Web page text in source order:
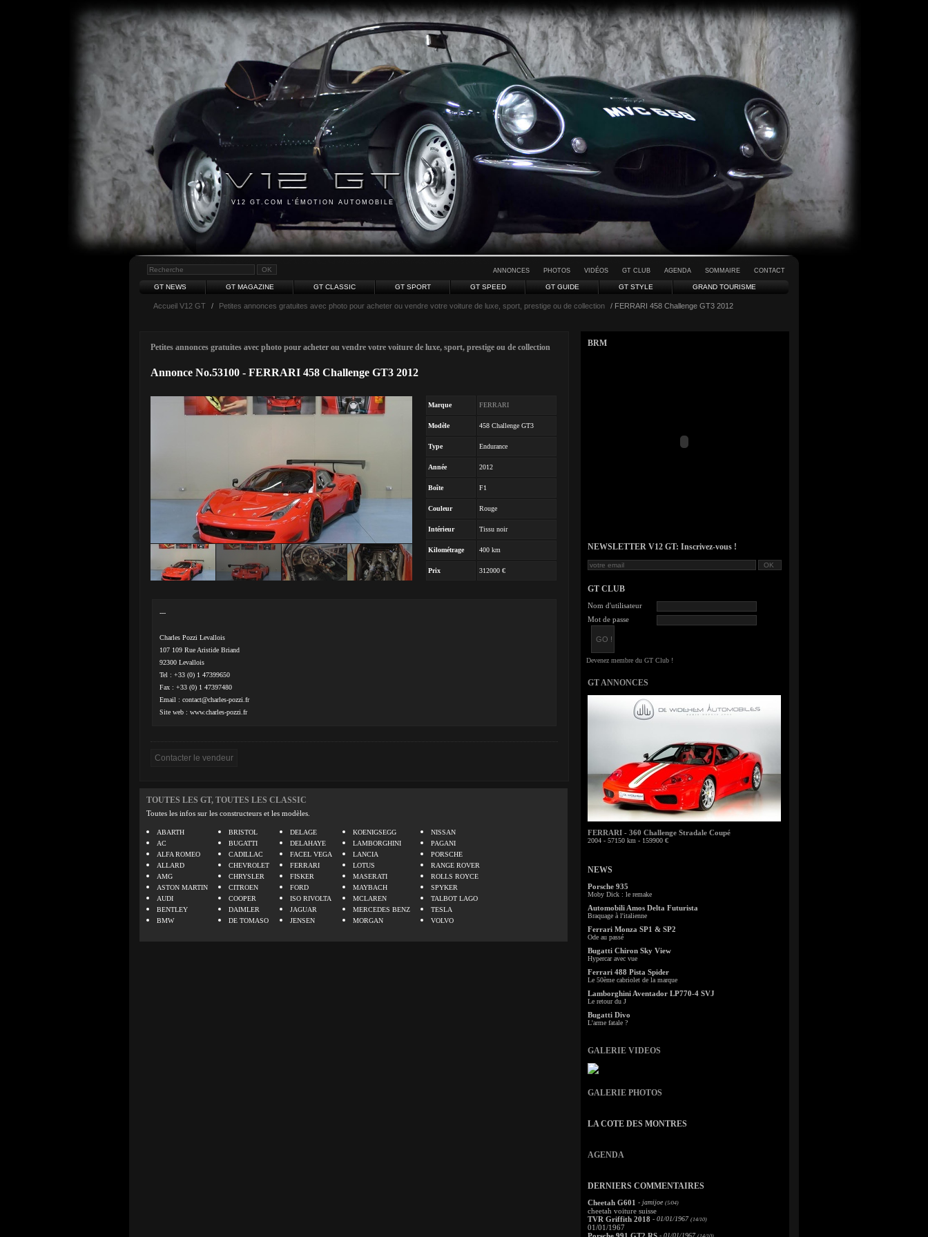
V12 GT.COM L'ÉMOTION AUTOMOBILE
ANNONCES PHOTOS VIDÉOS GT CLUB AGENDA SOMMAIRE CONTACT
GT NEWS GT MAGAZINE GT CLASSIC GT SPORT GT SPEED GT GUIDE GT STYLE GRAND TOURISME
Accueil V12 GT / Petites annonces gratuites avec photo pour acheter ou vendre votre voiture de luxe, sport, prestige ou de collection / FERRARI 458 Challenge GT3 2012
Petites annonces gratuites avec photo pour acheter ou vendre votre voiture de luxe, sport, prestige ou de collection
Annonce No.53100 - FERRARI 458 Challenge GT3 2012
Marque FERRARI
Modèle 458 Challenge GT3
Type Endurance
Année 2012
Boîte F1
Couleur Rouge
Intérieur Tissu noir
Kilométrage 400 km
Prix 312000 €
---
Charles Pozzi Levallois
107 109 Rue Aristide Briand
92300 Levallois
Tel : +33 (0) 1 47399650
Fax : +33 (0) 1 47397480
Email : contact@charles-pozzi.fr
Site web : www.charles-pozzi.fr
TOUTES LES GT, TOUTES LES CLASSIC
Toutes les infos sur les constructeurs et les modèles.
ABARTH
AC
ALFA ROMEO
ALLARD
AMG
ASTON MARTIN
AUDI
BENTLEY
BMW
BRISTOL
BUGATTI
CADILLAC
CHEVROLET
CHRYSLER
CITROEN
COOPER
DAIMLER
DE TOMASO
DELAGE
DELAHAYE
FACEL VEGA
FERRARI
FISKER
FORD
ISO RIVOLTA
JAGUAR
JENSEN
KOENIGSEGG
LAMBORGHINI
LANCIA
LOTUS
MASERATI
MAYBACH
MCLAREN
MERCEDES BENZ
MORGAN
NISSAN
PAGANI
PORSCHE
RANGE ROVER
ROLLS ROYCE
SPYKER
TALBOT LAGO
TESLA
VOLVO
BRM
NEWSLETTER V12 GT: Inscrivez-vous !
GT CLUB
Nom d'utilisateur
Mot de passe
GT ANNONCES
FERRARI - 360 Challenge Stradale Coupé
2004 - 57150 km - 159900 €
NEWS
Porsche 935
Moby Dick : le remake
Automobili Amos Delta Futurista
Braquage à l'italienne
Ferrari Monza SP1 & SP2
Ode au passé
Bugatti Chiron Sky View
Hypercar avec vue
Ferrari 488 Pista Spider
Le 50ème cabriolet de la marque
Lamborghini Aventador LP770-4 SVJ
Le retour du J
Bugatti Divo
L'arme fatale ?
GALERIE VIDEOS
GALERIE PHOTOS
LA COTE DES MONTRES
AGENDA
DERNIERS COMMENTAIRES
Cheetah G601 - jamijoe (5/04)
cheetah voiture suisse
TVR Griffith 2018 - 01/01/1967 (14/10)
01/01/1967
- 01/01/1967